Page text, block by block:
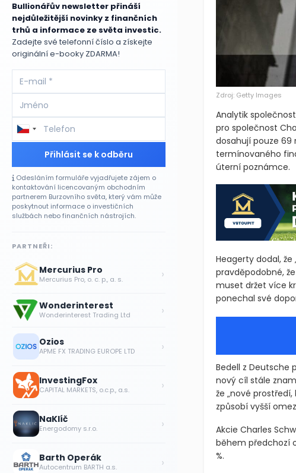
Zdroj: Getty Images
Analytik
pro společnost
dosahují pouze 69
termínovaného
úterní poznámce.
Heagerty dodal,
pravděpodobné,
muset držet více
ponechal své
Bedell z Deutsche
nový cíl stále
že „nové
způsobí vyšší
Akcie Charles
během předchozí
%.
Bullionářův newsletter přináší
nejdůležitější novinky z finančních
trhů a informace ze světa investic.
Zadejte své telefonní číslo a získejte
originální e-booky ZDARMA!
Přihlásit se k odběru
Odesláním formuláře vyjadřujete zájem o
kontaktování licencovaným obchodním
partnerem Burzovního světa, který vám může
poskytnout informace o investičních
službách nebo finančních nástrojích.
PARTNEŘI:
Mercurius Pro
Mercurius Pro, o. c. p., a. s. ›
Wonderinterest
Wonderinterest Trading Ltd ›
Ozios
APME FX TRADING EUROPE LTD ›
InvestingFox
CAPITAL MARKETS, o.c.p., a.s. ›
NaKlíč
Energodomy s.r.o. ›
Barth Operák
Autocentrum BARTH a.s. ›